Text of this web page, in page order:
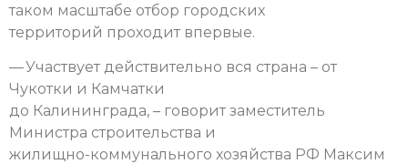
таком масштабе отбор городских
территорий проходит впервые.
— Участвует действительно вся страна – от
Чукотки и Камчатки
до Калининграда, – говорит заместитель
Министра строительства и
жилищно-коммунального хозяйства РФ Максим